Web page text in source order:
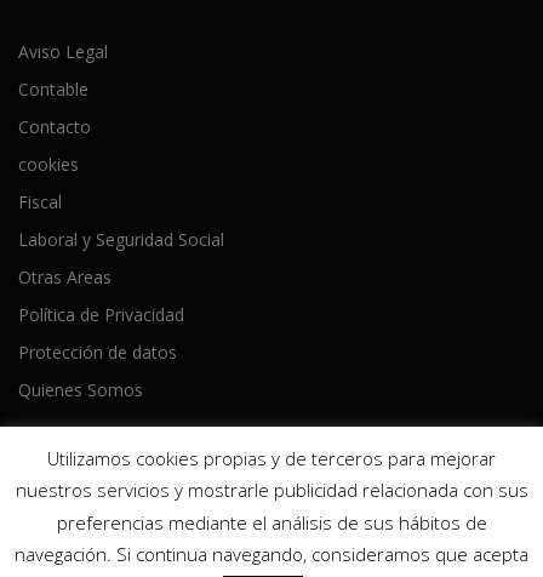
Aviso Legal
Contable
Contacto
cookies
Fiscal
Laboral y Seguridad Social
Otras Areas
Política de Privacidad
Protección de datos
Quienes Somos
Copyright © 2026 Ameijeiras Lois Asesores
OnePress
hecho por FameThemes
Utilizamos cookies propias y de terceros para mejorar
nuestros servicios y mostrarle publicidad relacionada con sus
preferencias mediante el análisis de sus hábitos de
navegación. Si continua navegando, consideramos que acepta